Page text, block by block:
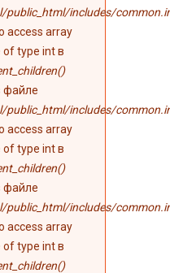
includes/
access array
type int в
файле
includes/
access array
type int в
файле
includes/
access array
type int в